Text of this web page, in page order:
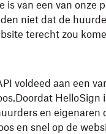
is van een van onze
niet dat de
terecht zou
voldeed aan een
HelloSign
en
en snel op de